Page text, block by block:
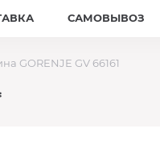
САМОВЫВОЗ
GORENJE GV 66161